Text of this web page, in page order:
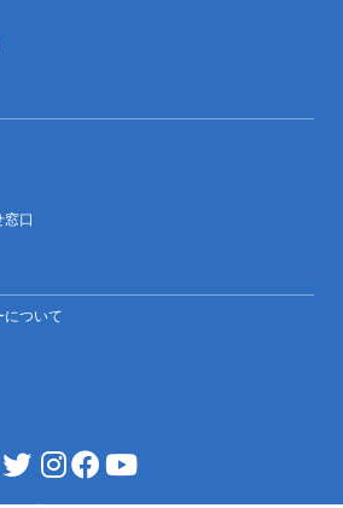
口
について